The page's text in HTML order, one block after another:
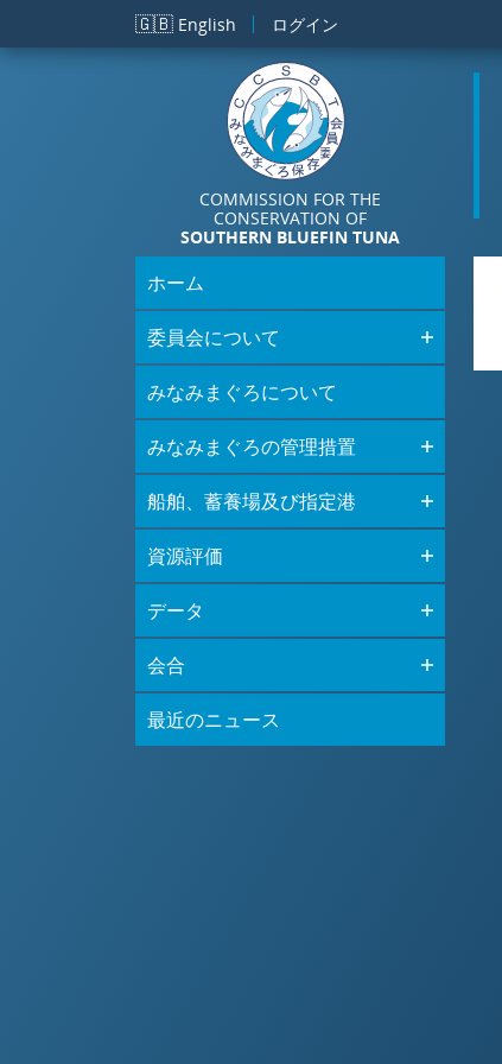
メインコンテンツに移動
🇬🇧 English ログイン
COMMISSION FOR THE
CONSERVATION OF
SOUTHERN BLUEFIN TUNA
ホーム
委員会について
みなみまぐろについて
みなみまぐろの管理措置
船舶、蓄養場及び指定港
資源評価
データ
会合
最近のニュース